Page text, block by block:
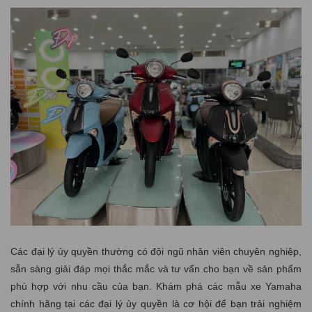
Các đại lý ủy quyền thường có đội ngũ nhân viên chuyên nghiệp,
sẵn sàng giải đáp mọi thắc mắc và tư vấn cho bạn về sản phẩm
phù hợp với nhu cầu của bạn. Khám phá các mẫu xe Yamaha
chính hãng tại các đại lý ủy quyền là cơ hội để bạn trải nghiệm